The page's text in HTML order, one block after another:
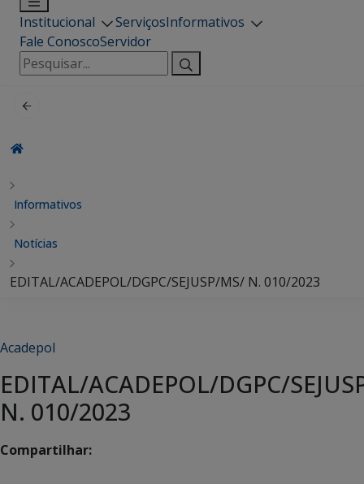
Institucional ServiçosInformativos
Fale ConoscoServidor
Pesquisar
por:
Informativos
Notícias
EDITAL/ACADEPOL/DGPC/SEJUSP/MS/ N. 010/2023
Acadepol
EDITAL/ACADEPOL/DGPC/
N. 010/2023
Compartilhar: